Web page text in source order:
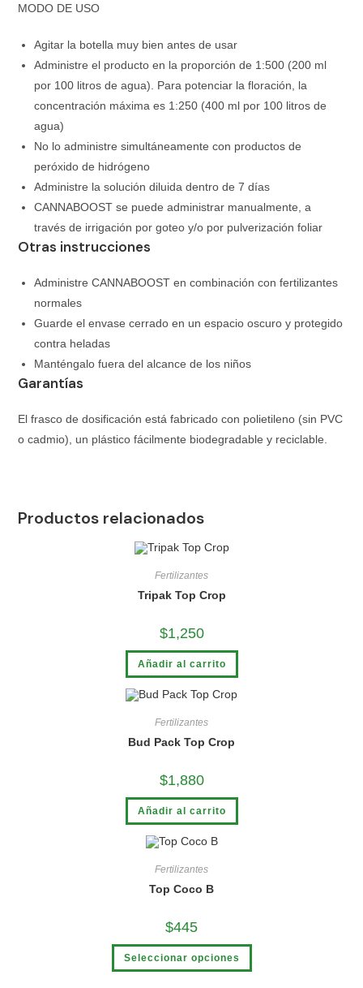
MODO DE USO
Agitar la botella muy bien antes de usar
Administre el producto en la proporción de 1:500 (200 ml
por 100 litros de agua). Para potenciar la floración, la
concentración máxima es 1:250 (400 ml por 100 litros de
agua)
No lo administre simultáneamente con productos de
peróxido de hidrógeno
Administre la solución diluida dentro de 7 días
CANNABOOST se puede administrar manualmente, a
través de irrigación por goteo y/o por pulverización foliar
Otras instrucciones
Administre CANNABOOST en combinación con fertilizantes
normales
Guarde el envase cerrado en un espacio oscuro y protegido
contra heladas
Manténgalo fuera del alcance de los niños
Garantías
El frasco de dosificación está fabricado con polietileno (sin PVC
o cadmio), un plástico fácilmente biodegradable y reciclable.
Productos relacionados
Fertilizantes
Tripak Top Crop
$1,250
Añadir al carrito
Fertilizantes
Bud Pack Top Crop
$1,880
Añadir al carrito
Fertilizantes
Top Coco B
$445
Seleccionar opciones